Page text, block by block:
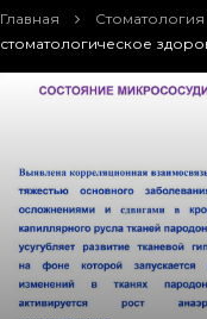
Главная Стоматология
стоматологическое